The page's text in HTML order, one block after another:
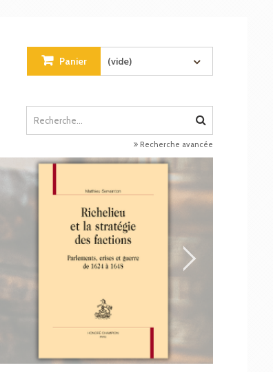
Panier (vide)
Recherche avancée